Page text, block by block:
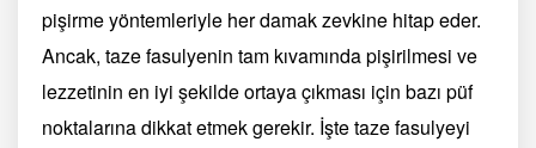
pişirme yöntemleriyle her damak zevkine hitap eder.
Ancak, taze fasulyenin tam kıvamında pişirilmesi ve
lezzetinin en iyi şekilde ortaya çıkması için bazı püf
noktalarına dikkat etmek gerekir. İşte taze fasulyeyi